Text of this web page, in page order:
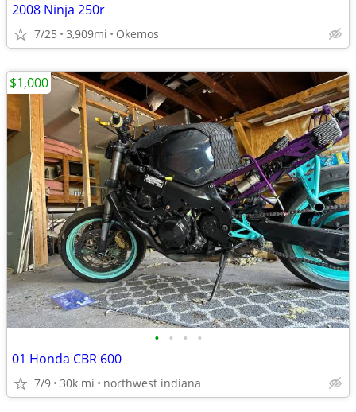
2008 Ninja 250r
7/25 3,909mi Okemos
• • • •
01 Honda CBR 600
7/9 30k mi northwest indiana
$1,000